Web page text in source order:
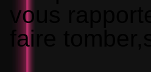
vous
faire